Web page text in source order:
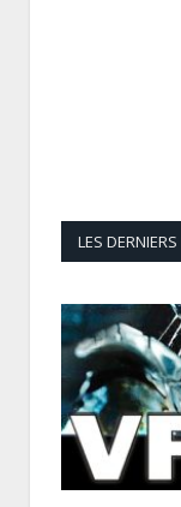
LES